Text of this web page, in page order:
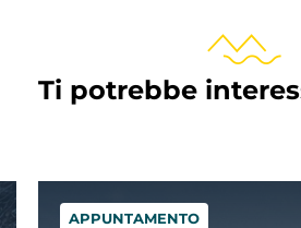
Ti potrebbe
APPUNTAMENTO